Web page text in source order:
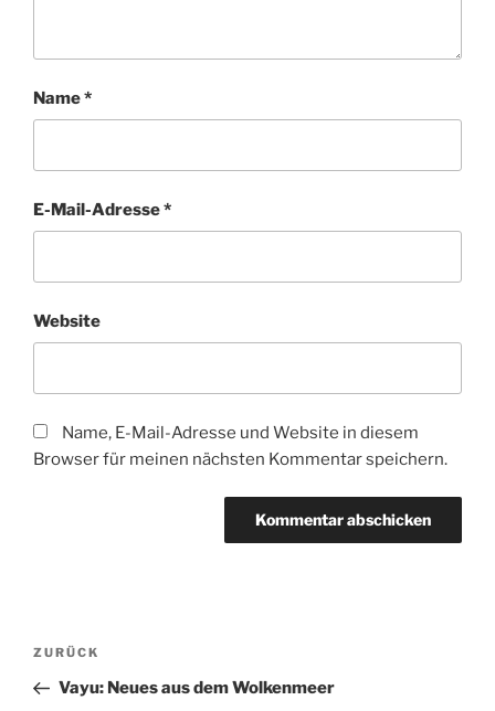
Name*
E-Mail-Adresse*
Website
Name, E-Mail-Adresse und Website in diesem
Browser für meinen nächsten Kommentar speichern.
Beitragsnavigation
Vorheriger
Beitrag
ZURÜCK
Vayu: Neues aus dem Wolkenmeer